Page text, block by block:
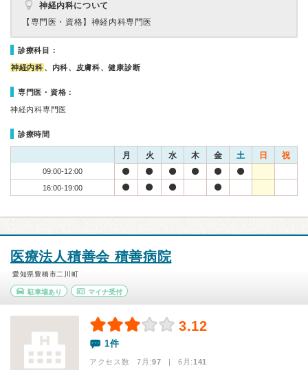
神経内科について
【専門医・資格】 神経内科専門医
診療科目：
神経内科 、内科、皮膚科、健康診断
専門医・資格：
神経内科専門医
診療時間
月 火 水 木 金 土 日 祝
09:00-12:00
16:00-19:00
医療法人積善会 積善病院
愛知県豊橋市二川町
駐車場あり マイナ受付
3.12
1件
アクセス数 7月:97 | 6月:141